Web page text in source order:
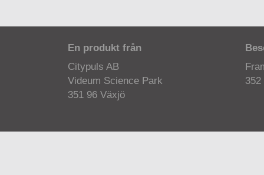
En produkt från
Citypuls AB
Videum Science Park
351 96 Växjö
352